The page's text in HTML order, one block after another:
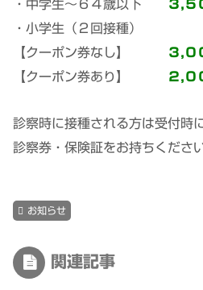
・中学生～６４歳以下
３,５
・小学生（２回接種）
【クーポン券なし】
３,０
【クーポン券あり】
２,０
診察時に接種される方は受付時
診察券・保険証をお持ちください
お知らせ
関連記事